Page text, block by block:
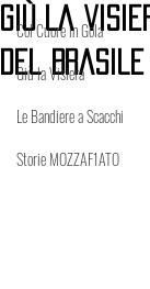
Col Cuore in Gola
Giù la Visiera
Le Bandiere a Scacchi
Storie MOZZAF1ATO
Giù La
del Brasile